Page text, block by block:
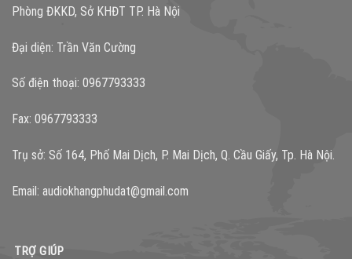
Phòng ĐKKD, Sở KHĐT TP. Hà Nội
Đại diện: Trần Văn Cường
Số điện thoại: 0967793333
Fax: 0967793333
Trụ sở: Số 164, Phố Mai Dịch, P. Mai Dịch, Q. Cầu Giấy, Tp. Hà Nội.
Email: audiokhangphudat@gmail.com
TRỢ GIÚP